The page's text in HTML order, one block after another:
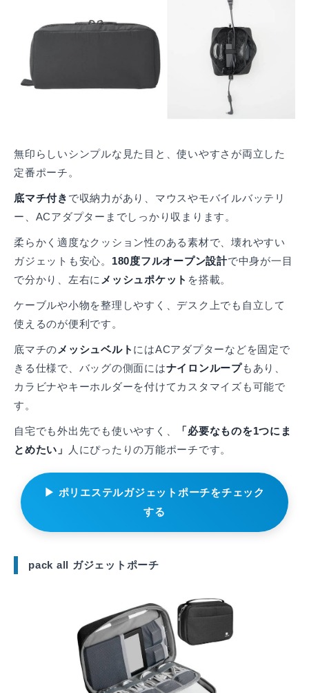
無印らしいシンプルな見た目と、使いやすさが両立した
定番ポーチ。
底マチ付き で収納力があり、マウスやモバイルバッテリ
ー、ACアダプターまでしっかり収まります。
柔らかく適度なクッション性のある素材で、壊れやすい
ガジェットも安心。 180度フルオープン設計で中身が一目
で分かり、左右に メッシュポケット を搭載。
ケーブルや小物を整理しやすく、デスク上でも自立して
使えるのが便利です。
底マチの メッシュベルト にはACアダプターなどを固定で
きる仕様で、バッグの側面にはナイロンループもあり、
カラビナやキーホルダーを付けてカスタマイズも可能で
す。
自宅でも外出先でも使いやすく、
「必要なものを1つにま
とめたい」
人にぴったりの万能ポーチです。
▶ ポリエステルガジェットポーチをチェック
する
pack all ガジェットポーチ